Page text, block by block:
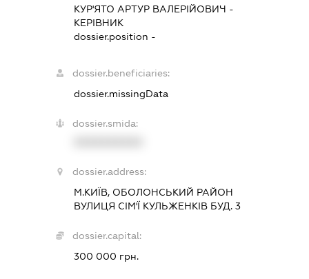
КУР'ЯТО АРТУР ВАЛЕРІЙОВИЧ -
КЕРІВНИК
dossier.position -
dossier.beneficiaries:
dossier.missingData
dossier.smida:
dossier.address:
М.КИЇВ, ОБОЛОНСЬКИЙ РАЙОН
ВУЛИЦЯ СІМ'Ї КУЛЬЖЕНКІВ БУД. 3
dossier.capital:
300 000 грн.